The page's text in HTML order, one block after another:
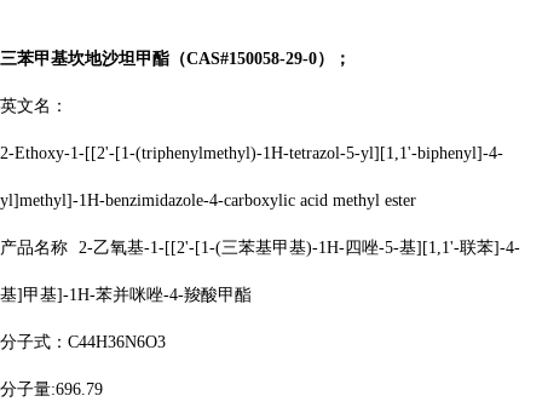
三苯甲基坎地沙坦甲酯（CAS#150058-29-0）；
英文名：
2-Ethoxy-1-[[2'-[1-(triphenylmethyl)-1H-tetrazol-5-yl][1,1'-biphenyl]-4-
yl]methyl]-1H-benzimidazole-4-carboxylic acid methyl ester
产品名称 2-乙氧基-1-[[2'-[1-(三苯基甲基)-1H-四唑-5-基][1,1'-联苯]-4-
基]甲基]-1H-苯并咪唑-4-羧酸甲酯
分子式： C44H36N6O3
分子量:696.79